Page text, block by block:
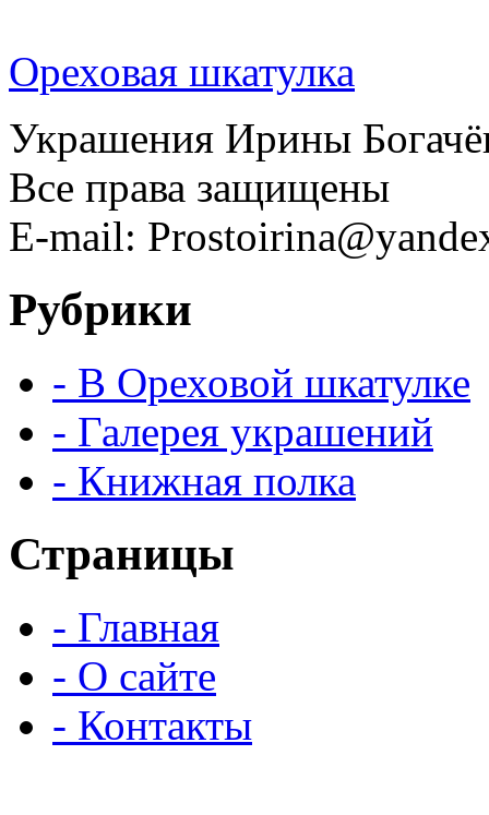
Ореховая шкатулка
Украшения Ирины
Все права защищены
E-mail:
Рубрики
- В Ореховой шкатулке
- Галерея украшений
- Книжная полка
Страницы
- Главная
- О сайте
- Контакты